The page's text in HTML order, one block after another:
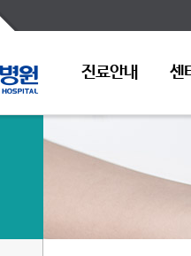
진료안내 센